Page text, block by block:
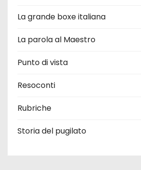
La grande boxe italiana
La parola al Maestro
Punto di vista
Resoconti
Rubriche
Storia del pugilato